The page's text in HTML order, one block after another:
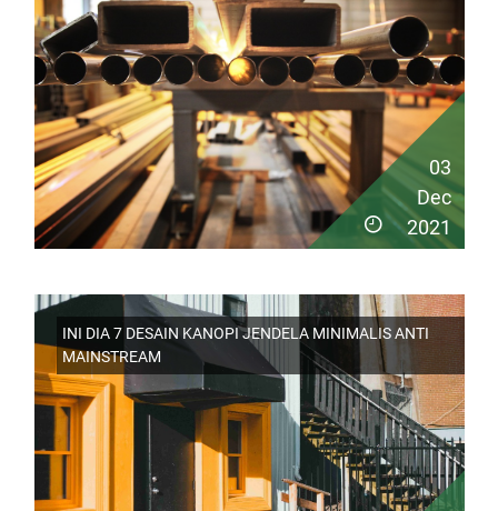
03
Dec
2021
INI DIA 7 DESAIN KANOPI JENDELA MINIMALIS ANTI
MAINSTREAM